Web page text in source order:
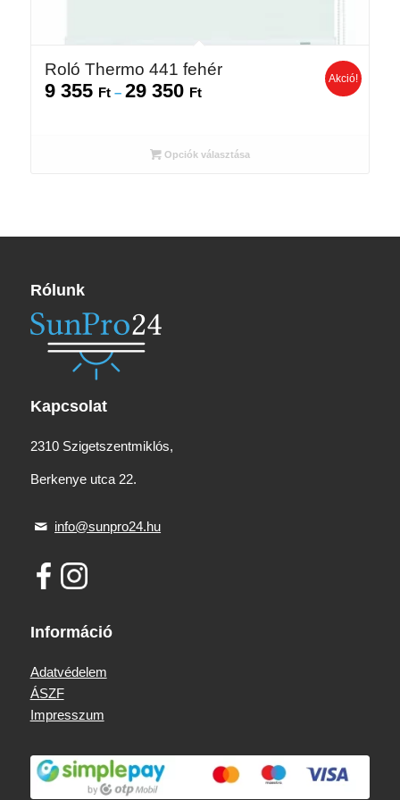
Roló Thermo 441 fehér
9 355 Ft – 29 350 FtÁrtartomány:
-
Akció!
Opciók választása
Rólunk
Kapcsolat
2310 Szigetszentmiklós,
Berkenye utca 22.
info@sunpro24.hu
Információ
Adatvédelem
ÁSZF
Impresszum